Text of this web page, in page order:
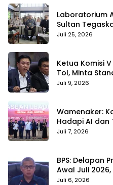
Laboratorium
Sultan
Membentuk
Juli 25, 2026
Ketua Komisi
Tol, Minta
Juli 9, 2026
Wamenaker:
Hadapi AI dan
Juli 7, 2026
BPS: Delapan
Awal Juli
Pemicu
Juli 6, 2026